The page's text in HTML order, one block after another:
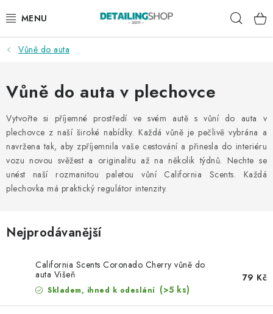
na
AKCE
NOVINKY
EXTERIÉR
INTERIÉR
PŘÍSLUŠENSTVÍ
ČLÁNKY
NAŠE SLUŽBY
KONTAKTY
Vůně do auta
Vůně do auta v plechovce
Vytvořte si příjemné prostředí ve svém autě s vůní do auta v
plechovce z naší široké nabídky. Každá vůně je pečlivě vybrána a
navržena tak, aby zpříjemnila vaše cestování a přinesla do interiéru
vozu novou svěžest a originalitu až na několik týdnů. Nechte se
unést naší rozmanitou paletou vůní California Scents. Každá
plechovka má praktický regulátor intenzity.
Nejprodávanější
California Scents Coronado Cherry vůně do
auta Višeň
Skladem, ihned k odeslání (>5 ks)
79 Kč